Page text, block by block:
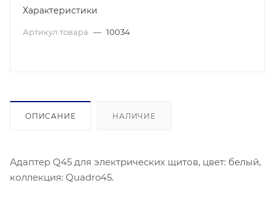
Характеристики
Артикул товара — 10034
ОПИСАНИЕ НАЛИЧИЕ
Адаптер Q45 для электрических щитов, цвет: белый,
коллекция: Quadro45.